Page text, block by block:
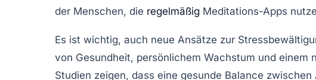
der Menschen, die regelmäßig Meditations-Apps
Es ist wichtig, auch neue Ansätze zur
von Gesundheit, persönlichem Wachstum und einem
Studien zeigen, dass eine gesunde Balance